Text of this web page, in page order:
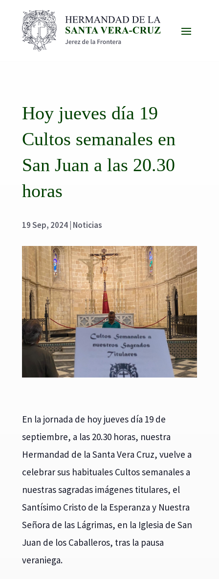
Hoy jueves día 19
Cultos semanales en
San Juan a las 20.30
horas
19 Sep, 2024| Noticias
En la jornada de hoy jueves día 19 de
septiembre, a las 20.30 horas, nuestra
Hermandad de la Santa Vera Cruz, vuelve a
celebrar sus habituales Cultos semanales a
nuestras sagradas imágenes titulares, el
Santísimo Cristo de la Esperanza y Nuestra
Señora de las Lágrimas, en la Iglesia de San
Juan de los Caballeros, tras la pausa
veraniega.